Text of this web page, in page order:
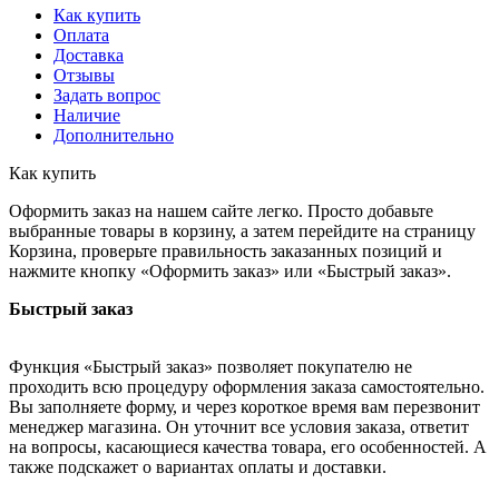
Как купить
Оплата
Доставка
Отзывы
Задать вопрос
Наличие
Дополнительно
Как купить
Оформить заказ на нашем сайте легко. Просто добавьте
выбранные товары в корзину, а затем перейдите на страницу
Корзина, проверьте правильность заказанных позиций и
нажмите кнопку «Оформить заказ» или «Быстрый заказ».
Быстрый заказ
Функция «Быстрый заказ» позволяет покупателю не
проходить всю процедуру оформления заказа самостоятельно.
Вы заполняете форму, и через короткое время вам перезвонит
менеджер магазина. Он уточнит все условия заказа, ответит
на вопросы, касающиеся качества товара, его особенностей. А
также подскажет о вариантах оплаты и доставки.